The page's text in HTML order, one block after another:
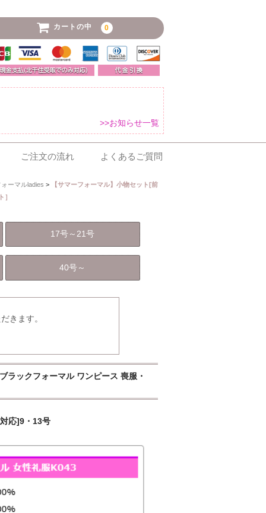
カートの中 0
>>お知らせ一覧
ご注文の流れ よくあるご質問
ーマルladies >
【サマーフォーマル】小物セット[前
17号～21号
40号～
きます。
ックフォーマル ワンピース 喪服・
応]9・13号